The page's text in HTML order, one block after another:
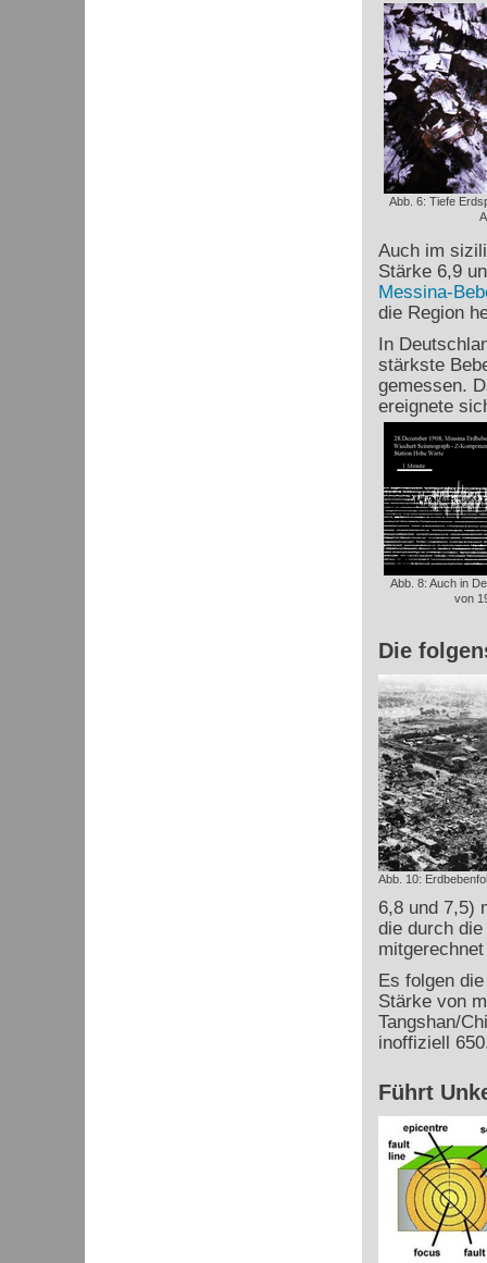
Abb. 6: Tiefe
Auch im
Stärke 6,9
Messina-
die Region
In
stärkste
gemessen.
ereignete
Abb. 8: Auch in
von
Die
Abb. 10:
6,8 und 7,5)
die durch
Es folgen
Stärke von
Tangshan/
inoffiziell
Führt